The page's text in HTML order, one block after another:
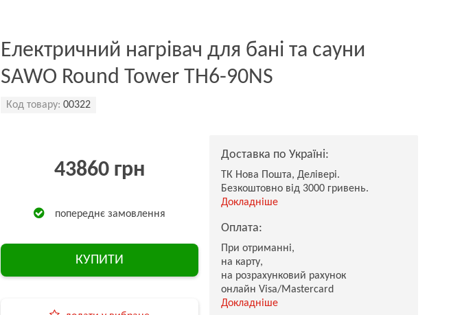
Електричний нагрівач для бані та сауни
SAWO Round Tower TH6-90NS
Код товару: 00322
43860 грн
попереднє замовлення
КУПИТИ
Доставка по Україні:
ТК Нова Пошта, Делівері.
Безкоштовно від 3000 гривень.
Докладніше
Оплата:
При отриманні,
на карту,
на розрахунковий рахунок
онлайн Visa/Mastercard
Докладніше